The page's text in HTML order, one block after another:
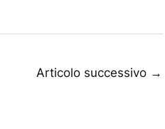
Articolo successivo →